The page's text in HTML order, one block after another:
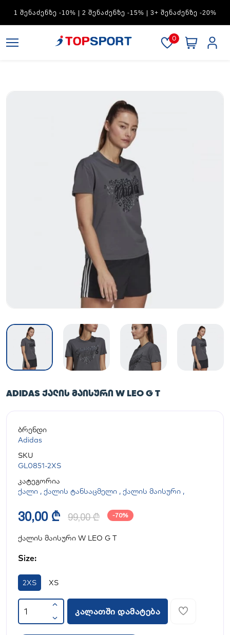
ᲨᲔᲜᲐᲫᲔᲜᲖᲔ -30%
0
ADIDAS ᲥᲐᲚᲘᲡ ᲛᲐᲘᲡᲣᲠᲘ W LEO G T
ბრენდი
Adidas
SKU
GL0851-2XS
კატეგორია
ქალი , ქალის ტანსაცმელი , ქალის მაისური ,
30,00 ₾ 99,00 ₾ -70%
ქალის მაისური W LEO G T
Size:
2XS XS
კალათში დამატება